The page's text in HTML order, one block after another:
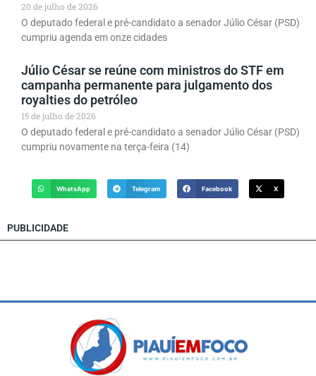
20 de julho de 2026
O deputado federal e pré-candidato a senador Júlio César (PSD)
cumpriu agenda em onze cidades
Júlio César se reúne com ministros do STF em
campanha permanente para julgamento dos
royalties do petróleo
15 de julho de 2026
O deputado federal e pré-candidato a senador Júlio César (PSD)
cumpriu novamente na terça-feira (14)
WhatsApp Telegram Facebook X
PUBLICIDADE